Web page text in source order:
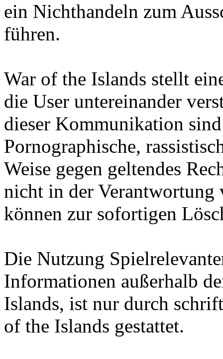
ein Nichthandeln zum
führen.
War of the Islands stellt
die User untereinander
dieser Kommunikation
Pornographische,
Weise gegen geltendes
nicht in der Verantwortung
können zur sofortigen
Die Nutzung
Informationen außerhalb
Islands, ist nur durch
of the Islands gestattet.